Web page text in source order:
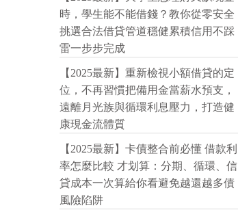
時，學生能不能借錢？教你從零安全
挑選合法借貸管道穩健累積信用不踩
雷一步步完成
【2025最新】重新檢視小額借貸的定
位，不再習慣把備用金當薪水預支，
遠離月光族與循環利息壓力，打造健
康現金流體質
【2025最新】卡債整合前必懂 借款利
率怎麼比較 才划算：分期、循環、信
貸成本一次算給你看避免越還越多債
風險陷阱